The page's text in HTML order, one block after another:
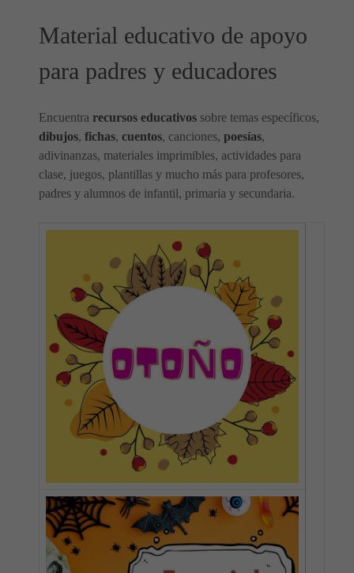
Material educativo de apoyo
para padres y educadores
Encuentra recursos educativos sobre temas específicos,
dibujos, fichas, cuentos, canciones, poesías,
adivinanzas, materiales imprimibles, actividades para
clase, juegos, plantillas y mucho más para profesores,
padres y alumnos de infantil, primaria y secundaria.